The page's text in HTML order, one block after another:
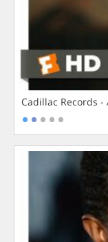
Cadillac Records -